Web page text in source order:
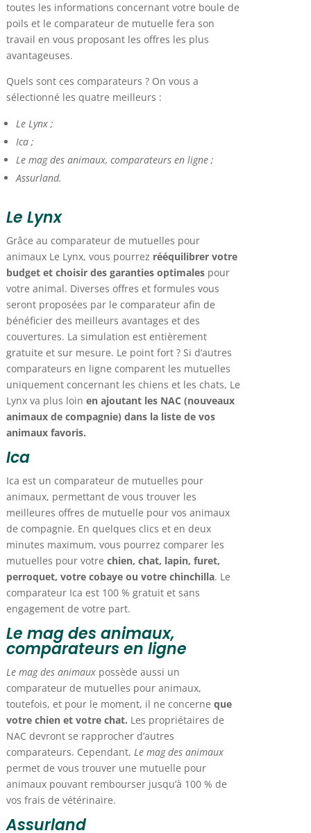
toutes les informations concernant votre boule de
poils et le comparateur de mutuelle fera son
travail en vous proposant les offres les plus
avantageuses.
Quels sont ces comparateurs ? On vous a
sélectionné les quatre meilleurs :
Le Lynx ;
Ica ;
Le mag des animaux, comparateurs en ligne ;
Assurland.
Le Lynx
Grâce au comparateur de mutuelles pour
animaux Le Lynx, vous pourrez rééquilibrer votre
budget et choisir des garanties optimales pour
votre animal. Diverses offres et formules vous
seront proposées par le comparateur afin de
bénéficier des meilleurs avantages et des
couvertures. La simulation est entièrement
gratuite et sur mesure. Le point fort ? Si d’autres
comparateurs en ligne comparent les mutuelles
uniquement concernant les chiens et les chats, Le
Lynx va plus loin en ajoutant les NAC (nouveaux
animaux de compagnie) dans la liste de vos
animaux favoris.
Ica
Ica est un comparateur de mutuelles pour
animaux, permettant de vous trouver les
meilleures offres de mutuelle pour vos animaux
de compagnie. En quelques clics et en deux
minutes maximum, vous pourrez comparer les
mutuelles pour votre chien, chat, lapin, furet,
perroquet, votre cobaye ou votre chinchilla. Le
comparateur Ica est 100 % gratuit et sans
engagement de votre part.
Le mag des animaux,
comparateurs en ligne
Le mag des animauxpossède aussi un
comparateur de mutuelles pour animaux,
toutefois, et pour le moment, il ne concerne que
votre chien et votre chat. Les propriétaires de
NAC devront se rapprocher d’autres
comparateurs. Cependant, Le mag des animaux
permet de vous trouver une mutuelle pour
animaux pouvant rembourser jusqu’à 100 % de
vos frais de vétérinaire.
Assurland